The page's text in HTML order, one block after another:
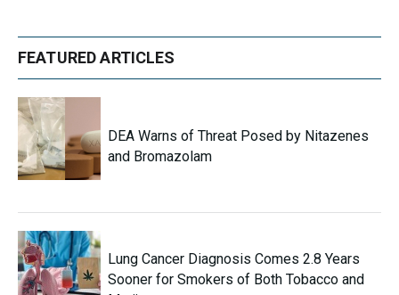
FEATURED ARTICLES
DEA Warns of Threat Posed by Nitazenes
and Bromazolam
Lung Cancer Diagnosis Comes 2.8 Years
Sooner for Smokers of Both Tobacco and